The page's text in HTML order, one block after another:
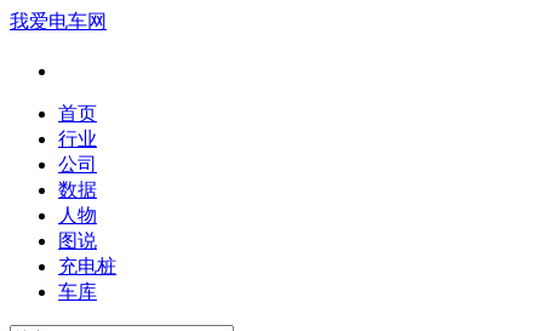
我爱电车网
首页
行业
公司
数据
人物
图说
充电桩
车库